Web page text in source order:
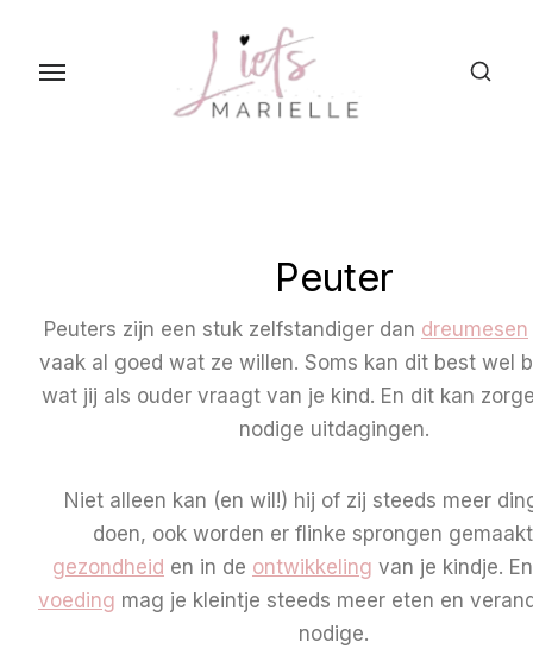
Peuter
Peuters zijn een stuk zelfstandiger dan dreumesen
vaak al goed wat ze willen. Soms kan dit best wel
wat jij als ouder vraagt van je kind. En dit kan
nodige uitdagingen.
Niet alleen kan (en wil!) hij of zij steeds meer
doen, ook worden er flinke sprongen
gezondheid en in de ontwikkeling van je kindje.
voeding mag je kleintje steeds meer eten en
nodige.